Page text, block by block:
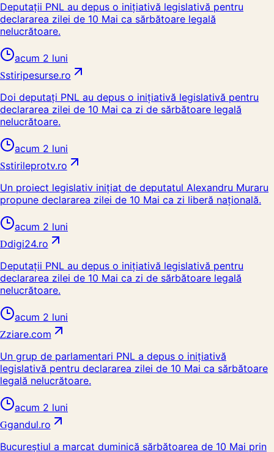
Deputații PNL au depus o inițiativă legislativă pentru
declararea zilei de 10 Mai ca sărbătoare legală
nelucrătoare.
acum 2 luni
Sstiripesurse.ro
Doi deputați PNL au depus o inițiativă legislativă pentru
declararea zilei de 10 Mai ca zi de sărbătoare legală
nelucrătoare.
acum 2 luni
Sstirileprotv.ro
Un proiect legislativ inițiat de deputatul Alexandru Muraru
propune declararea zilei de 10 Mai ca zi liberă națională.
acum 2 luni
Ddigi24.ro
Deputații PNL au depus o inițiativă legislativă pentru
declararea zilei de 10 Mai ca zi de sărbătoare legală
nelucrătoare.
acum 2 luni
Zziare.com
Un grup de parlamentari PNL a depus o inițiativă
legislativă pentru declararea zilei de 10 Mai ca sărbătoare
legală nelucrătoare.
acum 2 luni
Ggandul.ro
Bucureștiul a marcat duminică sărbătoarea de 10 Mai prin